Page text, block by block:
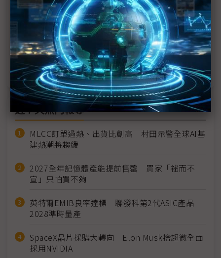
AI浪潮推動通訊海纜需求飆升 東方風能擴大船隊規
模搶佔商機
Meta宣布新海纜計畫 亞太成通訊重要樞紐
科技1分鐘：水下資料中心
近７天熱門報導
MLCC訂單過熱、出貨比創高 村田示警全球AI基
建熱潮將趨緩
2027全年記憶體產能提前售罄 買家「祕而不
宣」只怕買不夠
英特爾EMIB良率達標 聯發科第2代ASIC產品
2028準時量產
SpaceX晶片採購大轉向 Elon Musk捨超微全面
採用NVIDIA